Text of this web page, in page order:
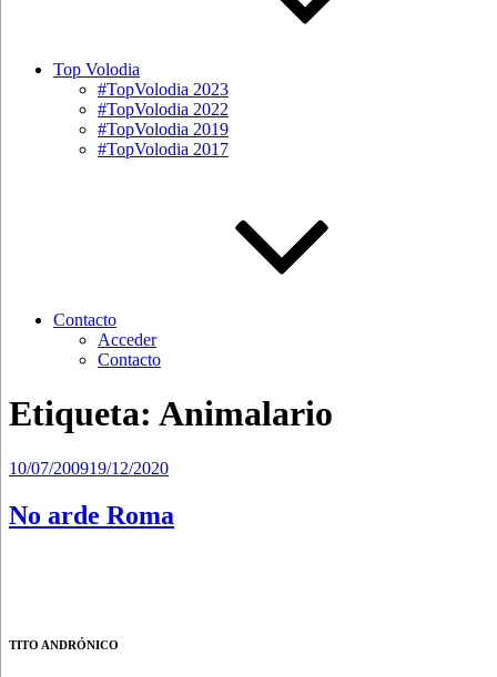
Top Volodia
#TopVolodia 2023
#TopVolodia 2022
#TopVolodia 2019
#TopVolodia 2017
Contacto
Acceder
Contacto
Etiqueta: Animalario
Publicado
10/07/200919/12/2020
No arde Roma
TITO ANDRÓNICO